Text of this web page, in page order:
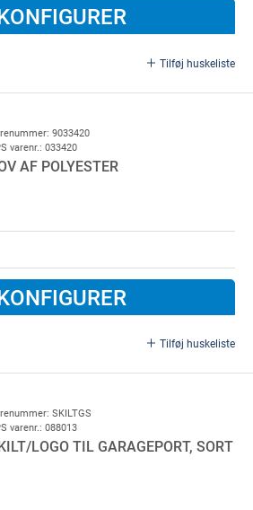
Tilføj huskeliste
9033420
varenr.: 033420
AF POLYESTER
Tilføj huskeliste
type 8636. For hurtigport m.m.
SKILTGS
varenr.: 088013
LOGO TIL GARAGEPORT, SORT